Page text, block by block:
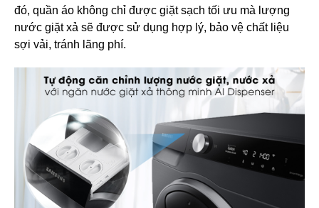
đó, quần áo không chỉ được giặt sạch tối ưu mà lượng
nước giặt xả sẽ được sử dụng hợp lý, bảo vệ chất liệu
sợi vải, tránh lãng phí.